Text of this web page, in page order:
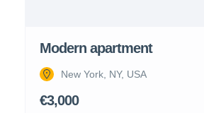
Modern apartment
New York, NY, USA
€3,000